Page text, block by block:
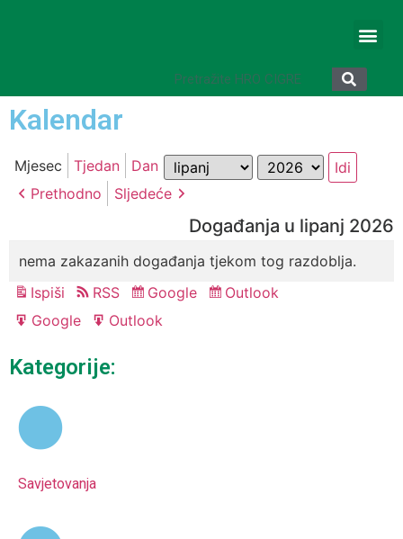
Kalendar
Mjesec Tjedan Dan Mjesec
Godina
Prethodno
Sljedeće
Događanja u lipanj 2026
nema zakazanih događanja tjekom tog razdoblja.
Ispiši
Pregled
RSS
Subscribe
in
Google
Subscribe
Outlook
Export
Google
Export
Outlook
Kategorije:
Savjetovanja